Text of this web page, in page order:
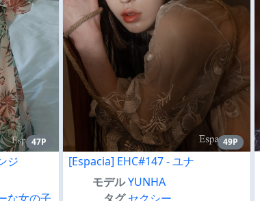
47P
ジ
な女の子
49P
[Espacia] EHC#147 - ユナ
モデルYUNHA
タグ セクシー